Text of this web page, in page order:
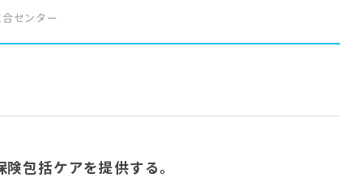
センター
包括ケアを提供する。